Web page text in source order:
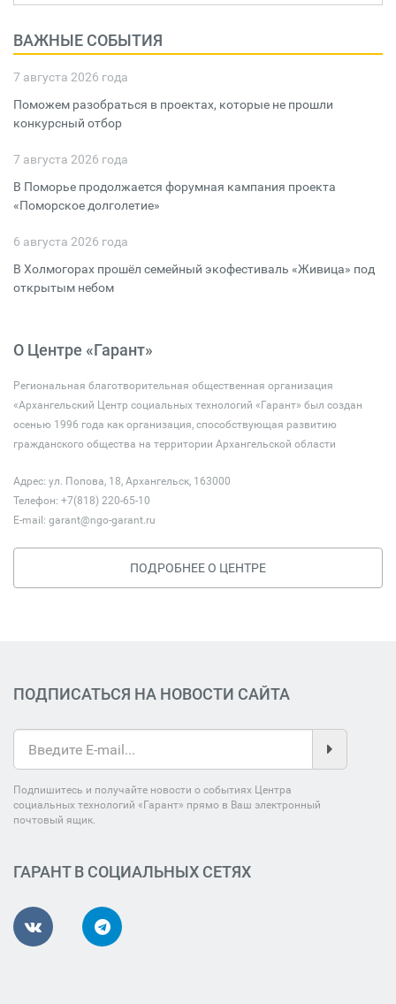
ВАЖНЫЕ СОБЫТИЯ
7 августа 2026 года
Поможем разобраться в проектах, которые не прошли
конкурсный отбор
7 августа 2026 года
В Поморье продолжается форумная кампания проекта
«Поморское долголетие»
6 августа 2026 года
В Холмогорах прошёл семейный экофестиваль «Живица» под
открытым небом
О Центре «Гарант»
Региональная благотворительная общественная организация
«Архангельский Центр социальных технологий «Гарант» был создан
осенью 1996 года как организация, способствующая развитию
гражданского общества на территории Архангельской области
Адрес: ул. Попова, 18, Архангельск, 163000
Телефон: +7(818) 220-65-10
E-mail: garant@ngo-garant.ru
ПОДРОБНЕЕ О ЦЕНТРЕ
ПОДПИСАТЬСЯ НА НОВОСТИ САЙТА
Подпишитесь и получайте новости о событиях Центра
социальных технологий «Гарант» прямо в Ваш электронный
почтовый ящик.
ГАРАНТ В СОЦИАЛЬНЫХ СЕТЯХ